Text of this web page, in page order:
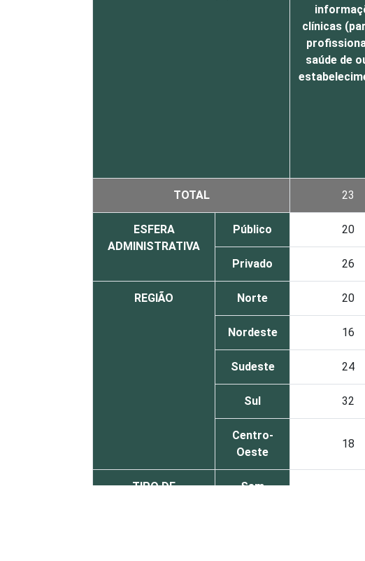
clínicas
saúde de
TOTAL 23
ESFERA
ADMINISTRATIVA
Público 20
Privado 26
REGIÃO Norte 20
Nordeste 16
Sudeste 24
Sul 32
Centro-
Oeste
18
TIPO DE
Sem